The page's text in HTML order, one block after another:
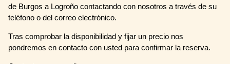
de Burgos a Logroño contactando con nosotros a través de su
teléfono o del correo electrónico.
Tras comprobar la disponibilidad y fijar un precio nos
pondremos en contacto con usted para confirmar la reserva.